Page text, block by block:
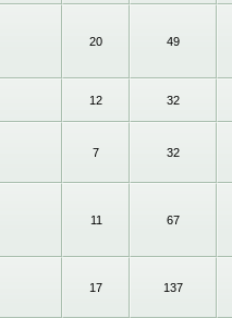
20 49
12 32
7 32
11 67
17 137